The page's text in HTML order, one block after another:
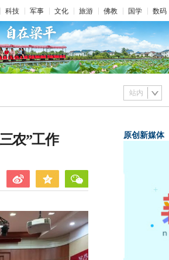
科技 军事 文化 旅游 佛教 国学 数码
站内
农”工作 原创新媒体